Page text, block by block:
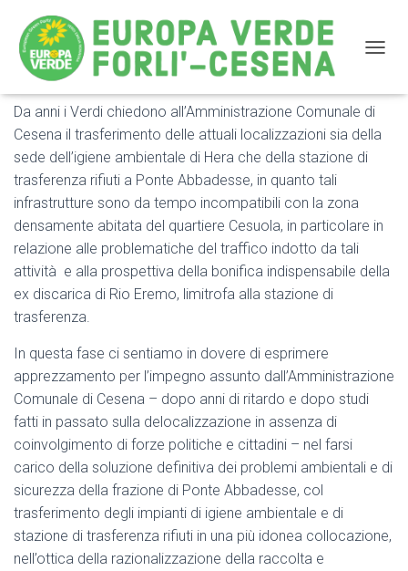
Cesena – Stazione trasferimento rifiuti – Intervento dei
Verdi
Da anni i Verdi chiedono all’Amministrazione Comunale di
Cesena il trasferimento delle attuali localizzazioni sia della
sede dell’igiene ambientale di Hera che della stazione di
trasferenza rifiuti a Ponte Abbadesse, in quanto tali
infrastrutture sono da tempo incompatibili con la zona
densamente abitata del quartiere Cesuola, in particolare in
relazione alle problematiche del traffico indotto da tali
attività e alla prospettiva della bonifica indispensabile della
ex discarica di Rio Eremo, limitrofa alla stazione di
trasferenza.
In questa fase ci sentiamo in dovere di esprimere
apprezzamento per l’impegno assunto dall’Amministrazione
Comunale di Cesena – dopo anni di ritardo e dopo studi
fatti in passato sulla delocalizzazione in assenza di
coinvolgimento di forze politiche e cittadini – nel farsi
carico della soluzione definitiva dei problemi ambientali e di
sicurezza della frazione di Ponte Abbadesse, col
trasferimento degli impianti di igiene ambientale e di
stazione di trasferenza rifiuti in una più idonea collocazione,
nell’ottica della razionalizzazione della raccolta e